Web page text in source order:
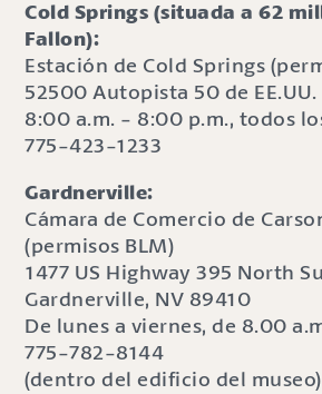
Cold Springs (situada a 62
Fallon):
Estación de Cold Springs
52500 Autopista 50 de EE.UU.
8:00 a.m. - 8:00 p.m., todos
775-423-1233
Gardnerville:
Cámara de Comercio de
(permisos BLM)
1477 US Highway 395 North
Gardnerville, NV 89410
De lunes a viernes, de 8.00
775-782-8144
(dentro del edificio del museo)